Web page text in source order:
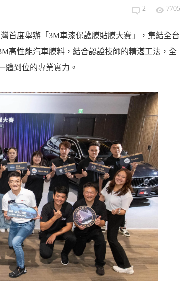
2 7705
首度舉辦「3M車漆保護膜貼膜大賽」，集結全台
高性能汽車膜料，結合認證技師的精湛工法，全
體到位的專業實力。